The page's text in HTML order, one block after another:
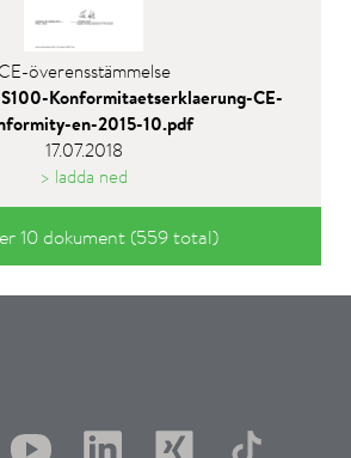
överensstämmelse
Konformitaetserklaerung-CE-
en-2015-10.pdf
17.07.2018
> ladda ned
10 dokument (559 total)